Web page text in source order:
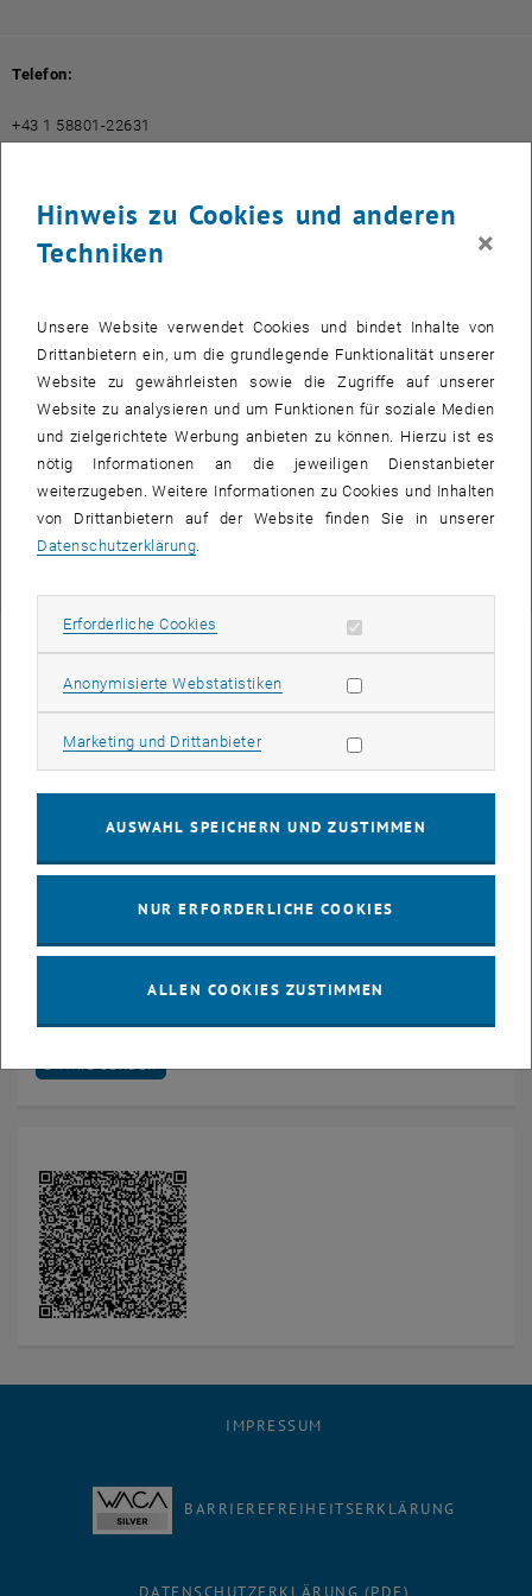
Telefon:
+43 1 58801-22631
E-Mail:
sebastian.boehler@ tuwien.ac.at
, öffnet eine externe URL in einem neuen Fenster
S. Böhler in TISS, öffnet eine externe URL in einem neuen Fenster
Dipl.-Ing.
Telefon:+43 1 58801 22631Sebastian Böhler anrufen
IMPRESSUM
BARRIEREFREIHEITSERKLÄRUNG
DATENSCHUTZERKLÄRUNG (PDF)
Hinweis zu Cookies und anderen
Techniken
×
Unsere Website verwendet Cookies und bindet Inhalte von
Drittanbietern ein, um die grundlegende Funktionalität unserer
Website zu gewährleisten sowie die Zugriffe auf unserer
Website zu analysieren und um Funktionen für soziale Medien
und zielgerichtete Werbung anbieten zu können. Hierzu ist es
nötig Informationen an die jeweiligen Dienstanbieter
weiterzugeben. Weitere Informationen zu Cookies und Inhalten
von Drittanbietern auf der Website finden Sie in unserer
Datenschutzerklärung
Erforderliche Cookies Erforderliche Cookies zulassen
Anonymisierte WebstatistikenStatistik Cookies zulassen
Marketing und DrittanbieterMarketing Cookies zulassen
AUSWAHL SPEICHERN UND ZUSTIMMEN
NUR ERFORDERLICHE COOKIES
ALLEN COOKIES ZUSTIMMEN